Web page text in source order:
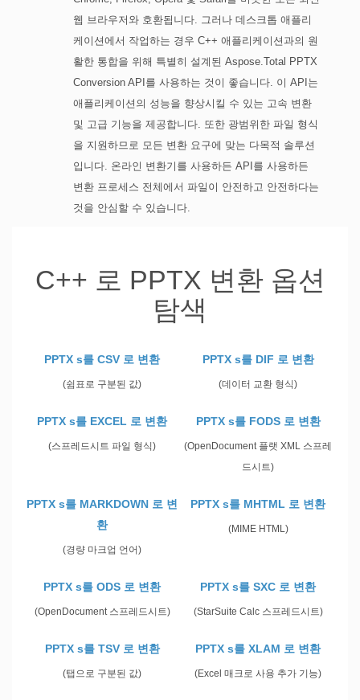
웹 브라우저와 호환됩니다. 그러나 데스크톱 애플리
케이션에서 작업하는 경우 C++ 애플리케이션과의 원
활한 통합을 위해 특별히 설계된 Aspose.Total PPTX
Conversion API를 사용하는 것이 좋습니다. 이 API는
애플리케이션의 성능을 향상시킬 수 있는 고속 변환
및 고급 기능을 제공합니다. 또한 광범위한 파일 형식
을 지원하므로 모든 변환 요구에 맞는 다목적 솔루션
입니다. 온라인 변환기를 사용하든 API를 사용하든
변환 프로세스 전체에서 파일이 안전하고 안전하다는
것을 안심할 수 있습니다.
C++ 로 PPTX 변환 옵션
탐색
PPTX s를 CSV 로 변환
(쉼표로 구분된 값)
PPTX s를 DIF 로 변환
(데이터 교환 형식)
PPTX s를 EXCEL 로 변환
(스프레드시트 파일 형식)
PPTX s를 FODS 로 변환
(OpenDocument 플랫 XML 스프레
드시트)
PPTX s를 MARKDOWN 로 변
환
(경량 마크업 언어)
PPTX s를 MHTML 로 변환
(MIME HTML)
PPTX s를 ODS 로 변환
(OpenDocument 스프레드시트)
PPTX s를 SXC 로 변환
(StarSuite Calc 스프레드시트)
PPTX s를 TSV 로 변환
(탭으로 구분된 값)
PPTX s를 XLAM 로 변환
(Excel 매크로 사용 추가 기능)